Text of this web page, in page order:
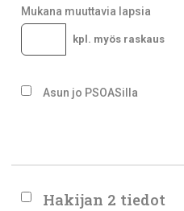
Mukana muuttavia lapsia
kpl. myös raskaus
Asun jo PSOASilla
Hakijan 2 tiedot